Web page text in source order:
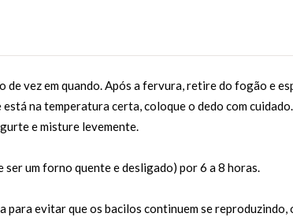
de vez em quando. Após a fervura, retire do fogão e
está na temperatura certa, coloque o dedo com
e misture levemente.
ser um forno quente e desligado) por 6 a 8 horas.
para evitar que os bacilos continuem se